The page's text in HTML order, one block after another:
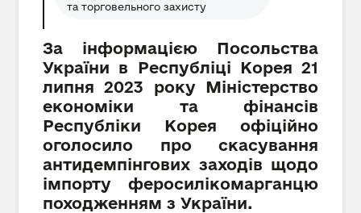
та торговельного захисту
За інформацією Посольства
України в Республіці Корея 21
липня 2023 року Міністерство
економіки та фінансів
Республіки Корея офіційно
оголосило про скасування
антидемпінгових заходів щодо
імпорту феросилікомарганцю
походженням з України.